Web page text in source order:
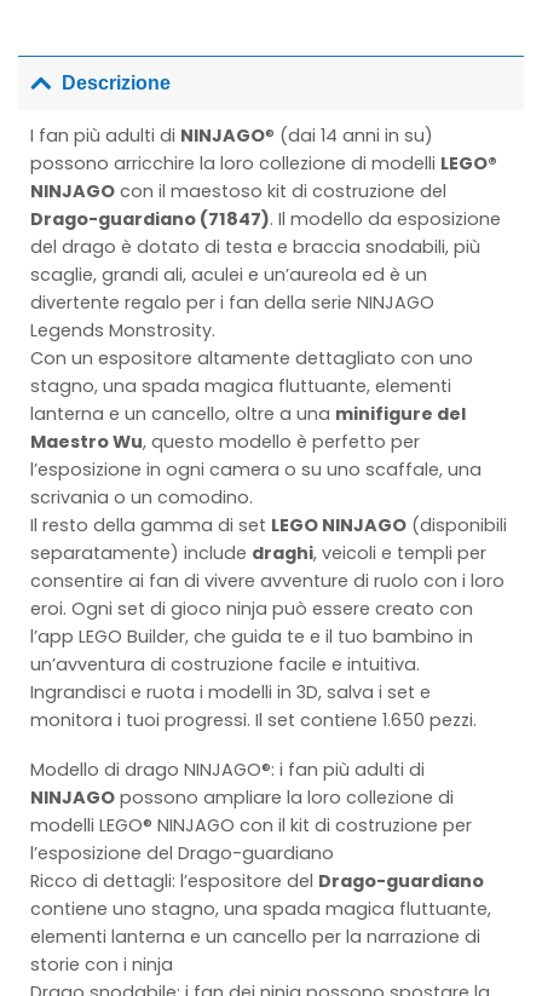
Descrizione
I fan più adulti di NINJAGO® (dai 14 anni in su)
possono arricchire la loro collezione di modelli LEGO®
NINJAGO con il maestoso kit di costruzione del
Drago-guardiano (71847). Il modello da esposizione
del drago è dotato di testa e braccia snodabili, più
scaglie, grandi ali, aculei e un’aureola ed è un
divertente regalo per i fan della serie NINJAGO
Legends Monstrosity.
Con un espositore altamente dettagliato con uno
stagno, una spada magica fluttuante, elementi
lanterna e un cancello, oltre a una minifigure del
Maestro Wu, questo modello è perfetto per
l’esposizione in ogni camera o su uno scaffale, una
scrivania o un comodino.
Il resto della gamma di set LEGO NINJAGO (disponibili
separatamente) include draghi, veicoli e templi per
consentire ai fan di vivere avventure di ruolo con i loro
eroi. Ogni set di gioco ninja può essere creato con
l’app LEGO Builder, che guida te e il tuo bambino in
un’avventura di costruzione facile e intuitiva.
Ingrandisci e ruota i modelli in 3D, salva i set e
monitora i tuoi progressi. Il set contiene 1.650 pezzi.
Modello di drago NINJAGO®: i fan più adulti di
NINJAGO possono ampliare la loro collezione di
modelli LEGO® NINJAGO con il kit di costruzione per
l’esposizione del Drago-guardiano
Ricco di dettagli: l’espositore del Drago-guardiano
contiene uno stagno, una spada magica fluttuante,
elementi lanterna e un cancello per la narrazione di
storie con i ninja